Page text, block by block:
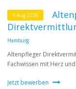
4 Aug 2026
Hamburg
Altenpfleger
Fachwissen mit Herz
Jetzt bewerben